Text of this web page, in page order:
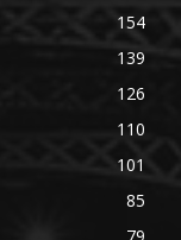
154
139
126
110
101
85